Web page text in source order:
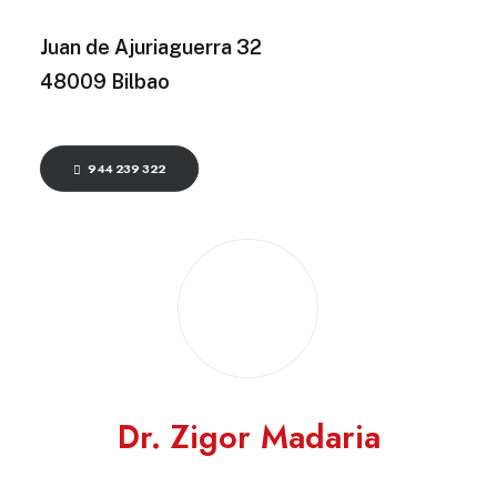
Dr. Zigor Madaria
Juan de Ajuriaguerra 32
48009 Bilbao
944 239 322